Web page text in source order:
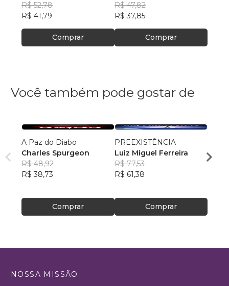
R$ 52,78
R$ 41,79
Comprar
R$ 47,82
R$ 37,85
Comprar
Você também pode gostar de
A Paz do Diabo
Charles Spurgeon
R$ 48,92
R$ 38,73
Comprar
PREEXISTÊNCIA
Luiz Miguel Ferreira
R$ 77,53
R$ 61,38
Comprar
NOSSA MISSÃO